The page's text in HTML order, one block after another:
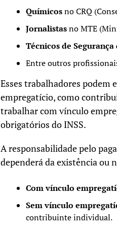
Químicosno CRQ
Jornalistasno MTE
Técnicos de
Entre outros
Esses trabalhadores podem
empregatício, como
trabalhar com vínculo
obrigatórios do INSS.
A responsabilidade pelo
dependerá da existência ou
Com vínculo
Sem vínculo
contribuinte individual.